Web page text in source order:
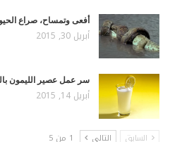
أفعى وتمساح، صراع
أبريل 30, 2015
سر عمل عصير الليمون
أبريل 14, 2015
السابق التالي 1 من 5